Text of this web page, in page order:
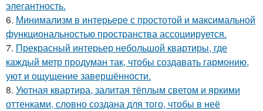
элегантность.
6. Минимализм в интерьере с простотой и максимальной
функциональностью пространства ассоциируется.
7. Прекрасный интерьер небольшой квартиры, где
каждый метр продуман так, чтобы создавать гармонию,
уют и ощущение завершённости.
8. Уютная квартира, залитая тёплым светом и яркими
оттенками, словно создана для того, чтобы в неё